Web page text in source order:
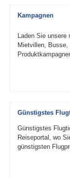
Kampagnen
Laden Sie unsere
Mietvillen, Busse,
Günstigstes
Günstigstes
Reiseportal, wo
günstigsten